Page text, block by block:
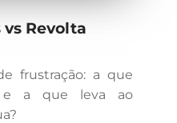
vs Revolta
frustração: a que
e a que leva ao